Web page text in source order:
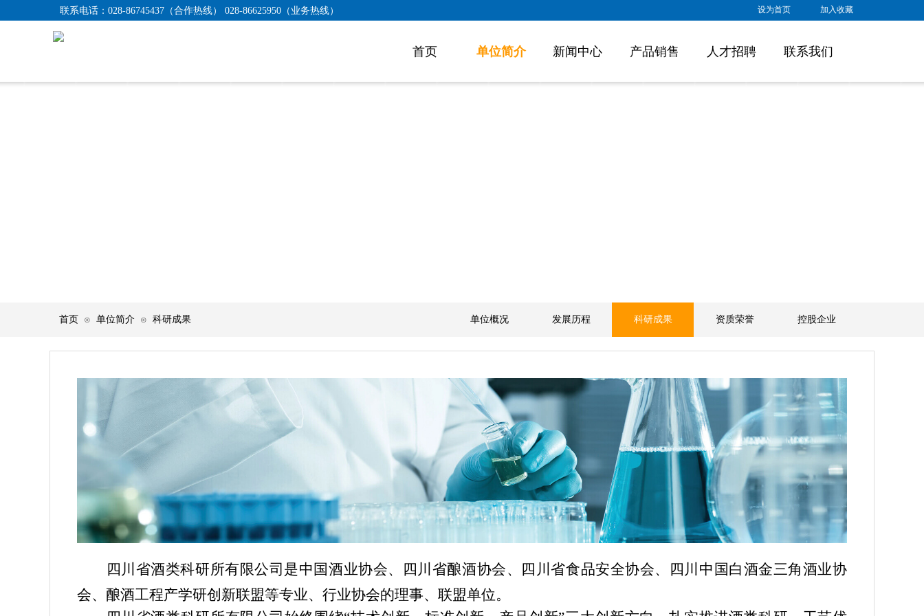
设为首页 加入收藏
联系电话： 028-86745437（合作热线） 028-86625950（业务热线）
首页 单位简介 新闻中心 产品销售 人才招聘 联系我们
单位概况 发展历程 科研成果 资质荣誉 控股企业
首页 ⊙ 单位简介 ⊙ 科研成果
四川省酒类科研所有限公司是中国酒业协会、四川省酿酒协会、四川省食品安全协会、四川中国白酒金三角酒业协
会、酿酒工程产学研创新联盟等专业、行业协会的理事、联盟单位。